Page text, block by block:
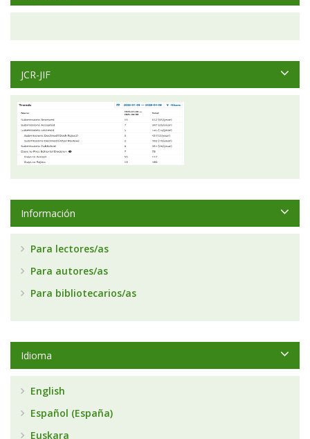
JCR-JIF
Información
Para lectores/as
Para autores/as
Para bibliotecarios/as
Idioma
English
Español (España)
Euskara